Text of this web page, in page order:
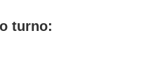
turno: